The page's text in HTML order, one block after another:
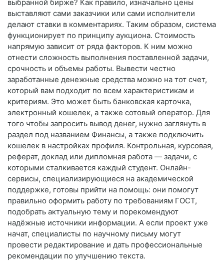
выбранной бирже? Как правило, изначально цены
выставляют сами заказчики или сами исполнители
делают ставки в комментариях. Таким образом, система
функционирует по принципу аукциона. Стоимость
напрямую зависит от ряда факторов. К ним можно
отнести сложность выполнения поставленной задачи,
срочность и объемы работы. Вывести честно
заработанные денежные средства можно на тот счет,
который вам подходит по всем характеристикам и
критериям. Это может быть банковская карточка,
электронный кошелек, а также сотовый оператор. Для
того чтобы запросить вывод денег, нужно заглянуть в
раздел под названием Финансы, а также подключить
кошелек в настройках профиля. Контрольная, курсовая,
реферат, доклад или дипломная работа — задачи, с
которыми сталкивается каждый студент. Онлайн-
сервисы, специализирующиеся на академической
поддержке, готовы прийти на помощь: они помогут
правильно оформить работу по требованиям ГОСТ,
подобрать актуальную тему и порекомендуют
надёжные источники информации. А если проект уже
начат, специалисты по научному письму могут
провести редактирование и дать профессиональные
рекомендации по улучшению текста.